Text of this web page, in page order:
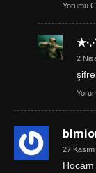
Yorumu
2
27